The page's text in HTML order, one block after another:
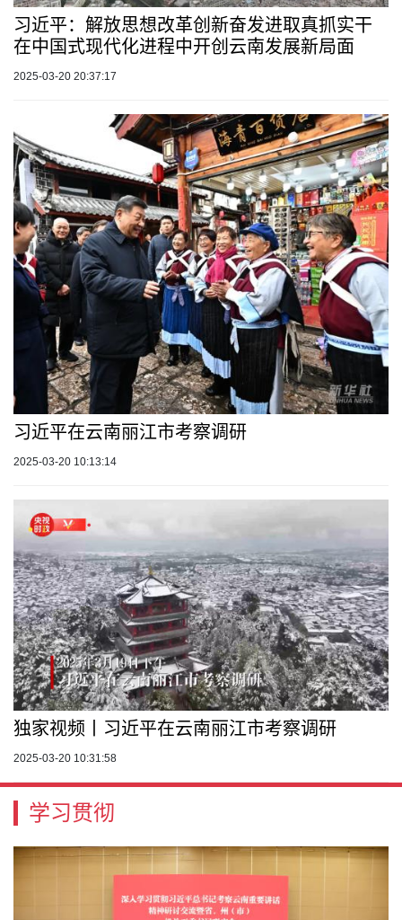
习近平：解放思想改革创新奋发进取真抓实干
在中国式现代化进程中开创云南发展新局面
2025-03-20 20:37:17
习近平在云南丽江市考察调研
2025-03-20 10:13:14
独家视频丨习近平在云南丽江市考察调研
2025-03-20 10:31:58
学习贯彻